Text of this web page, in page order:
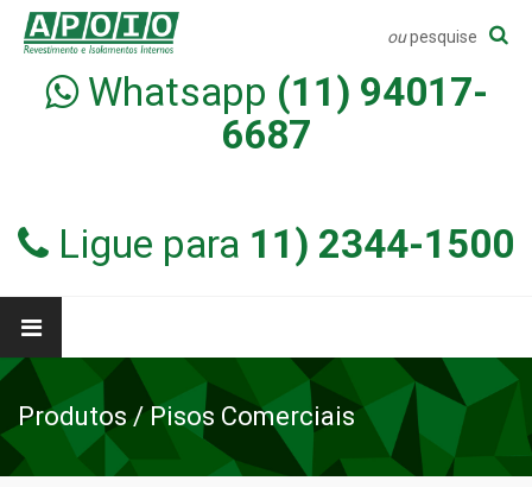
oupesquise
Whatsapp (11) 94017-
6687
Ligue para 11) 2344-1500
Produtos / Pisos Comerciais